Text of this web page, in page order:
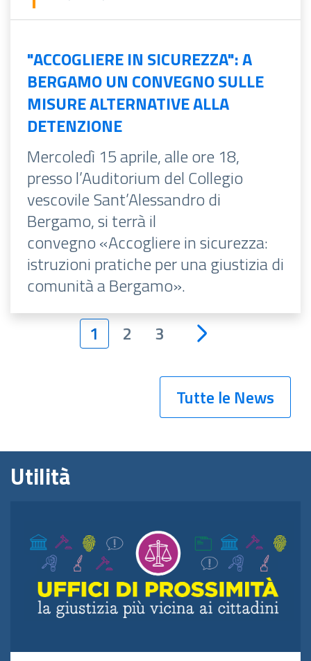
"ACCOGLIERE IN SICUREZZA": A
BERGAMO UN CONVEGNO SULLE
MISURE ALTERNATIVE ALLA
DETENZIONE
Mercoledì 15 aprile, alle ore 18,
presso l’Auditorium del Collegio
vescovile Sant’Alessandro di
Bergamo, si terrà il
convegno «Accogliere in sicurezza:
istruzioni pratiche per una giustizia di
comunità a Bergamo».
1
2 3
Tutte le News
Utilità